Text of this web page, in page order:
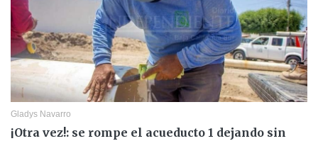
Gladys Navarro
¡Otra vez!: se rompe el acueducto 1 dejando sin